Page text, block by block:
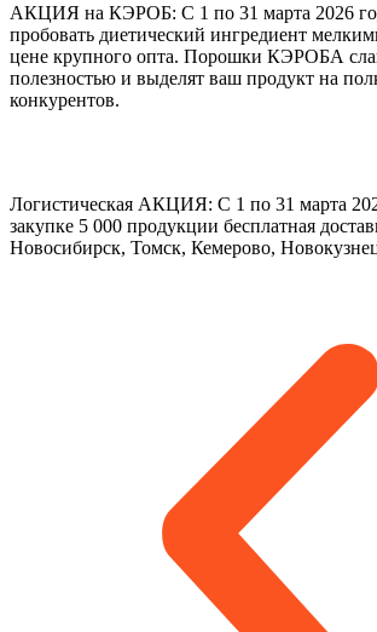
АКЦИЯ на КЭРОБ: С 1 по 31 марта 2026
пробовать диетический ингредиент
цене крупного опта. Порошки КЭРОБА
полезностью и выделят ваш продукт на
конкурентов.
Логистическая АКЦИЯ: С 1 по 31 марта
закупке 5 000 продукции бесплатная
Новосибирск, Томск, Кемерово,